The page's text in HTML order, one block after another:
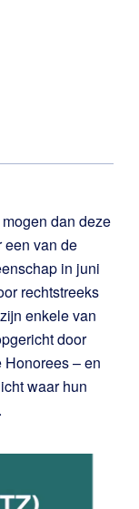
dan deze
een van de
in juni
rechtstreeks
enkele van
door
– en
waar hun